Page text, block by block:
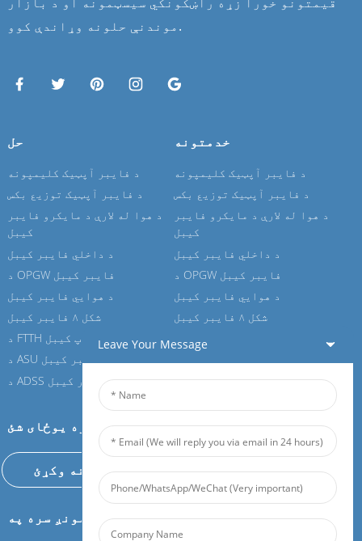
موندنې حلونه وړاندې کوو.
حل
د فایبر آپټیک کلیمپونه
د فایبر آپټیک توزیع بکس
د هوا له لارې د مایکرو فایبر
کیبل
د داخلي فایبر کیبل
د OPGW فایبر کیبل
د هوايي فایبر کیبل
شکل ۸ فایبر کیبل
د FTTH ډراپ کیبل
د ASU فایبر کیبل
د ADSS فایبر کیبل
خدمتونه
د فایبر آپټیک کلیمپونه
د فایبر آپټیک توزیع بکس
د هوا له لارې د مایکرو فایبر
کیبل
د داخلي فایبر کیبل
د OPGW فایبر کیبل
د هوايي فایبر کیبل
شکل ۸ فایبر کیبل
د ADSS فایبر کیبل
زموږ د فیبور سره یوځای شئ
اوس پوښتنه وکړئ
مونږ سره په
Leave Your Message